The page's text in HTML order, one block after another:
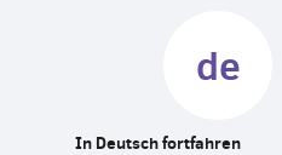
de
In Deutsch fortfahren